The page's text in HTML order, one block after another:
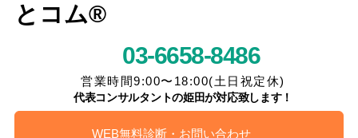
とコム®
03-6658-8486
営業時間9:00〜18:00(土日祝定休)
代表コンサルタントの姫田が対応致します！
WEB無料診断・お問い合わせ